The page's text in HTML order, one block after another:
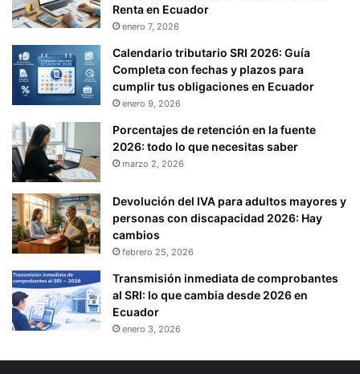
Renta en Ecuador
enero 7, 2026
Calendario tributario SRI 2026: Guía
Completa con fechas y plazos para
cumplir tus obligaciones en Ecuador
enero 9, 2026
Porcentajes de retención en la fuente
2026: todo lo que necesitas saber
marzo 2, 2026
Devolución del IVA para adultos mayores y
personas con discapacidad 2026: Hay
cambios
febrero 25, 2026
Transmisión inmediata de comprobantes
al SRI: lo que cambia desde 2026 en
Ecuador
enero 3, 2026